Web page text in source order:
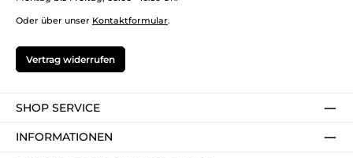
Oder über unser Kontaktformular.
Vertrag widerrufen
SHOP SERVICE
INFORMATIONEN